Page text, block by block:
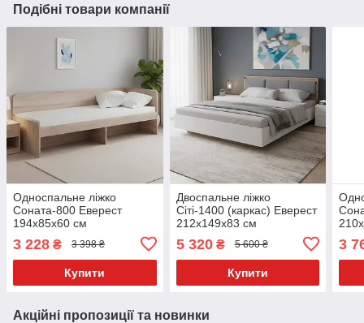
Подібні товари компанії
Односпальне ліжко
Соната-800 Еверест
194x85x60 см
3 228 ₴ 3 398 ₴
Купити
Двоспальне ліжко
Сіті-1400 (каркас) Еверест
212х149x83 см
5 320₴ 5 600 ₴
Купити
3
Акційні пропозиції та новинки